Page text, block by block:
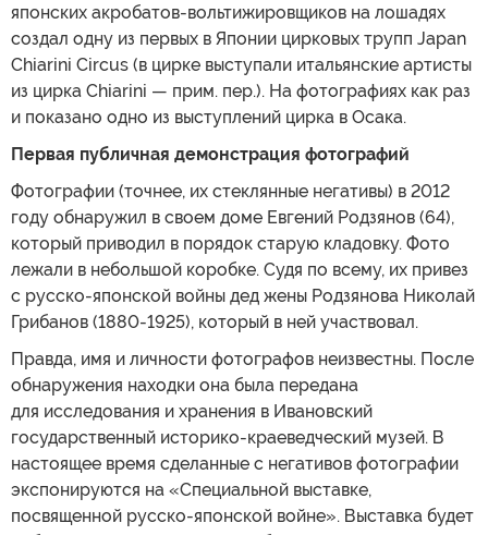
японских акробатов-вольтижировщиков на лошадях
создал одну из первых в Японии цирковых трупп Japan
Chiarini Circus (в цирке выступали итальянские артисты
из цирка Chiarini — прим. пер.). На фотографиях как раз
и показано одно из выступлений цирка в Осака.
Первая публичная демонстрация фотографий
Фотографии (точнее, их стеклянные негативы) в 2012
году обнаружил в своем доме Евгений Родзянов (64),
который приводил в порядок старую кладовку. Фото
лежали в небольшой коробке. Судя по всему, их привез
с русско-японской войны дед жены Родзянова Николай
Грибанов (1880-1925), который в ней участвовал.
Правда, имя и личности фотографов неизвестны. После
обнаружения находки она была передана
для исследования и хранения в Ивановский
государственный историко-краеведческий музей. В
настоящее время сделанные с негативов фотографии
экспонируются на «Специальной выставке,
посвященной русско-японской войне». Выставка будет